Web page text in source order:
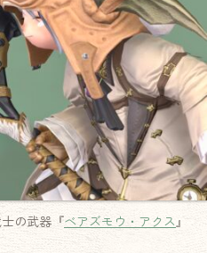
の武器『ベアズモウ・アクス』